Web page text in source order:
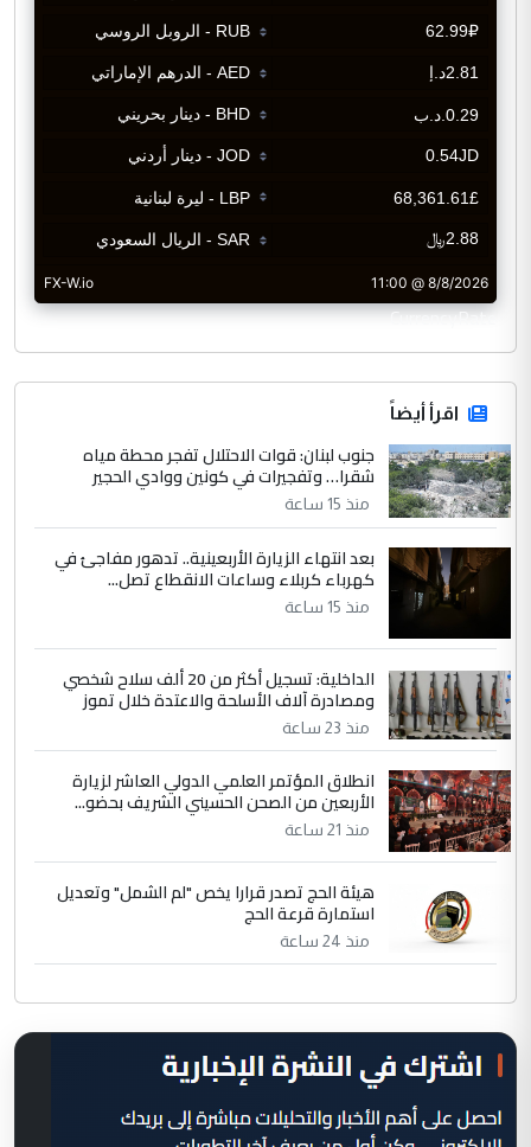
CurrencyRate
اقرأ أيضاً
جنوب لبنان: قوات الاحتلال تفجر محطة مياه
شقرا… وتفجيرات في كونين ووادي الحجير
منذ 15 ساعة
بعد انتهاء الزيارة الأربعينية.. تدهور مفاجئ في
كهرباء كربلاء وساعات الانقطاع تصل...
منذ 15 ساعة
الداخلية: تسجيل أكثر من 20 ألف سلاح شخصي
ومصادرة آلاف الأسلحة والاعتدة خلال تموز
منذ 23 ساعة
انطلاق المؤتمر العلمي الدولي العاشر لزيارة
الأربعين من الصحن الحسيني الشريف بحضو...
منذ 21 ساعة
هيئة الحج تصدر قرارا يخص "لم الشمل" وتعديل
استمارة قرعة الحج
منذ 24 ساعة